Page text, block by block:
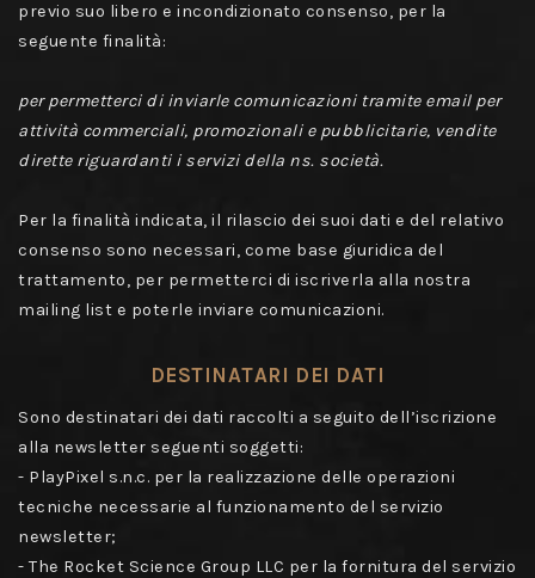
previo suo libero e incondizionato consenso, per la
seguente finalità:
per permetterci di inviarle comunicazioni tramite email per
attività commerciali, promozionali e pubblicitarie, vendite
dirette riguardanti i servizi della ns. società.
Per la finalità indicata, il rilascio dei suoi dati e del relativo
consenso sono necessari, come base giuridica del
trattamento, per permetterci di iscriverla alla nostra
mailing list e poterle inviare comunicazioni.
DESTINATARI DEI DATI
Sono destinatari dei dati raccolti a seguito dell’iscrizione
alla newsletter seguenti soggetti:
- PlayPixel s.n.c. per la realizzazione delle operazioni
tecniche necessarie al funzionamento del servizio
newsletter;
- The Rocket Science Group LLC per la fornitura del servizio